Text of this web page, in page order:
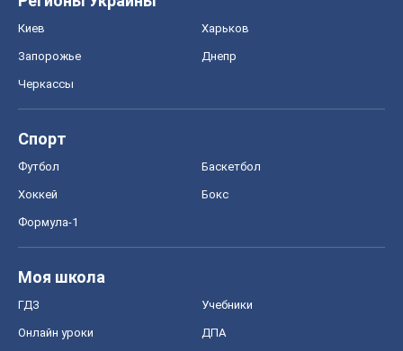
Киев Харьков
Запорожье Днепр
Черкассы
Спорт
Футбол Баскетбол
Хоккей Бокс
Формула-1
Моя школа
ГДЗ Учебники
Онлайн уроки ДПА